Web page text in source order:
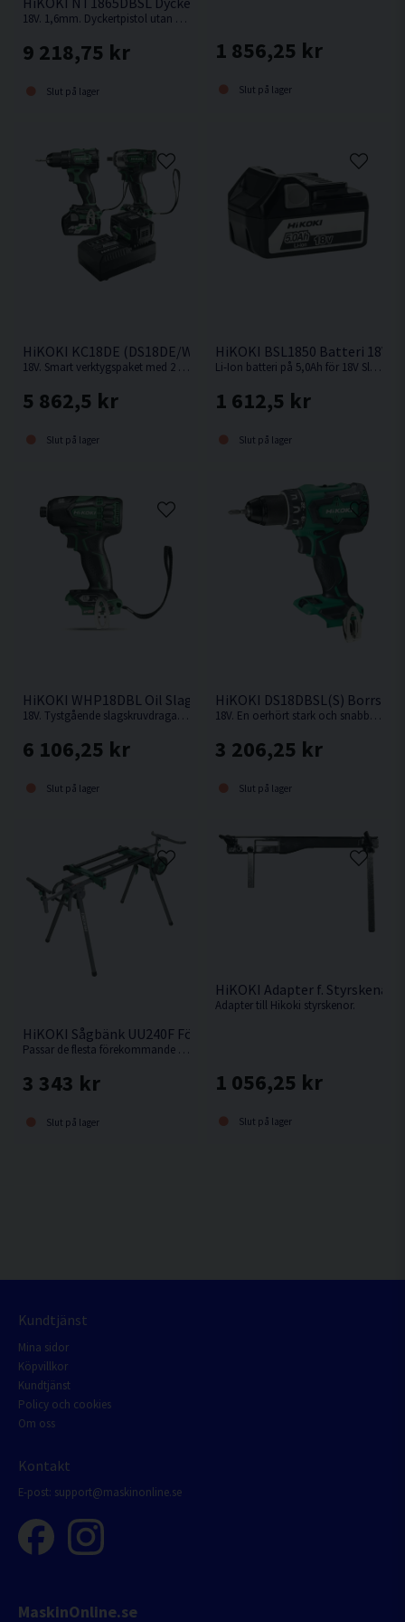
18V. 1,6mm. Dyckertpistol utan behov av kompressor, slang eller gas.
9 218,75 kr
Slut på lager
1 856,25 kr
Slut på lager
HiKOKI KC18DE (DS18DE/WR18DBDL2) Verktygspaket 18V
18V. Smart verktygspaket med 2 st kompakta och kraftfulla 18V batteriverktyg.
5 862,5 kr
Slut på lager
HiKOKI BSL1850 Batteri 18V
Li-Ion batteri på 5,0Ah för 18V Sladdlösa HiKOKI / Hitachi maskiner med Slide batterifäste.
1 612,5 kr
Slut på lager
HiKOKI WHP18DBL Oil Slagskruvdragare 18V
18V. Tystgående slagskruvdragare med oljedämpning, perfekt i bullerkänsliga miljöer.
6 106,25 kr
Slut på lager
HiKOKI DS18DBSL(S)
18V. En oerhört stark och snabb kompakt borrskruvdragare från Hikoki.
3 206,25 kr
Slut på lager
HiKOKI Sågbänk UU240F För Kap-/Gersåg
Passar de flesta förekommande kap-/gersågar.
3 343 kr
Slut på lager
HiKOKI Adapter f. Styrskena
Adapter till Hikoki styrskenor.
1 056,25 kr
Slut på lager
Kundtjänst
Mina sidor
Köpvillkor
Kundtjänst
Policy och cookies
Om oss
Kontakt
E-post: support@maskinonline.se
MaskinOnline.se